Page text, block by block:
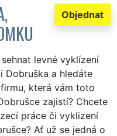
Objednat
levné vyklízení
Dobruška a hledáte
která vám toto
zajistí? Chcete
práce či vyklizení
Ať už se jedná o